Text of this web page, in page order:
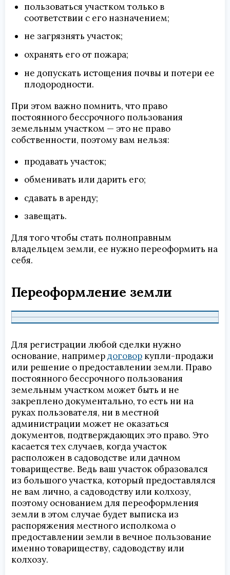
пользоваться участком только в
соответствии с его назначением;
не загрязнять участок;
охранять его от пожара;
не допускать истощения почвы и потери ее
плодородности.
При этом важно помнить, что право
постоянного бессрочного пользования
земельным участком — это не право
собственности, поэтому вам нельзя:
продавать участок;
обменивать или дарить его;
сдавать в аренду;
завещать.
Для того чтобы стать полноправным
владельцем земли, ее нужно переоформить на
себя.
Переоформление земли
Для регистрации любой сделки нужно
основание, напримердоговор купли-продажи
или решение о предоставлении земли. Право
постоянного бессрочного пользования
земельным участком может быть и не
закреплено документально, то есть ни на
руках пользователя, ни в местной
администрации может не оказаться
документов, подтверждающих это право. Это
касается тех случаев, когда участок
расположен в садоводстве или дачном
товариществе. Ведь ваш участок образовался
из большого участка, который предоставлялся
не вам лично, а садоводству или колхозу,
поэтому основанием для переоформления
земли в этом случае будет выписка из
распоряжения местного исполкома о
предоставлении земли в вечное пользование
именно товариществу, садоводству или
колхозу.